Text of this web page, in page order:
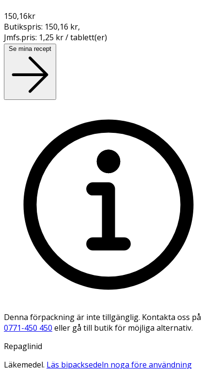
150,16kr
Butikspris: 150,16 kr,
Jmfs.pris: 1,25 kr / tablett(er)
Se mina recept
Denna förpackning är inte tillgänglig. Kontakta oss på
0771-450 450 eller gå till butik för möjliga alternativ.
Repaglinid
Läkemedel. Läs bipacksedeln noga före användning